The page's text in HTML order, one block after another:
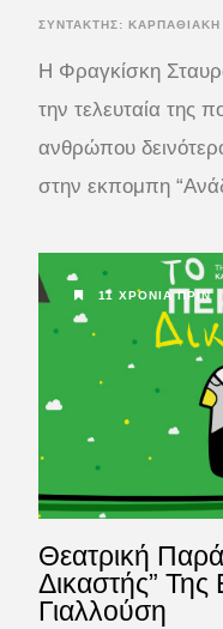
ΣΥΝΤΆΚΤΗΣ: ΚΑΡΠΑΘΙΑΚΗ
Η Φραγκίσκη
την τελευταία της
ανθρώπου
στην εκπομπη
11 ΧΡΌΝΙΑ ΠΡΙΝ
Θεατρική
Δικαστής”
Γιαλλούση